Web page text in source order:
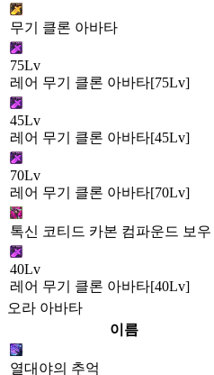
무기 클론 아바타
75Lv
레어 무기 클론 아바타[75Lv]
45Lv
레어 무기 클론 아바타[45Lv]
70Lv
레어 무기 클론 아바타[70Lv]
톡신 코티드 카본 컴파운드 보우
40Lv
레어 무기 클론 아바타[40Lv]
오라 아바타
이름
열대야의 추억